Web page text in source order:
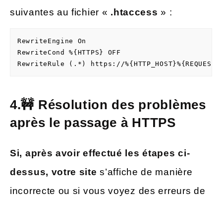
suivantes au fichier « .htaccess » :
RewriteEngine On
RewriteCond %{HTTPS} OFF
RewriteRule (.*) https://
4.🚧 Résolution des problèmes
après le passage à HTTPS
Si, après avoir effectué les étapes ci-
dessus, votre site s’affiche de manière
incorrecte ou si vous voyez des erreurs de